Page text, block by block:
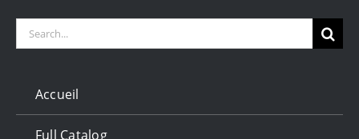
Search
Accueil
Full Catalog